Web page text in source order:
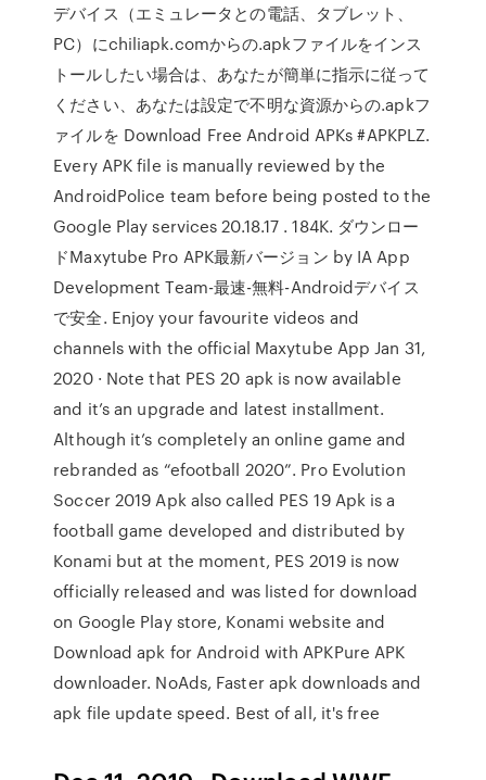
デバイス（エミュレータとの電話、タブレット、
PC）にchiliapk.comからの.apkファイルをインス
トールしたい場合は、あなたが簡単に指示に従って
ください、あなたは設定で不明な資源からの.apkフ
ァイルを Download Free Android APKs #APKPLZ.
Every APK file is manually reviewed by the
AndroidPolice team before being posted to the
Google Play services 20.18.17 . 184K. ダウンロー
ドMaxytube Pro APK最新バージョン by IA App
Development Team-最速-無料-Androidデバイス
で安全. Enjoy your favourite videos and
channels with the official Maxytube App Jan 31,
2020 · Note that PES 20 apk is now available
and it’s an upgrade and latest installment.
Although it’s completely an online game and
rebranded as “efootball 2020”. Pro Evolution
Soccer 2019 Apk also called PES 19 Apk is a
football game developed and distributed by
Konami but at the moment, PES 2019 is now
officially released and was listed for download
on Google Play store, Konami website and
Download apk for Android with APKPure APK
downloader. NoAds, Faster apk downloads and
apk file update speed. Best of all, it's free